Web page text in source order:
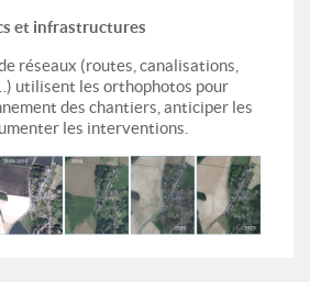
et infrastructures
réseaux (routes, canalisations,
utilisent les orthophotos pour
des chantiers, anticiper les
les interventions.